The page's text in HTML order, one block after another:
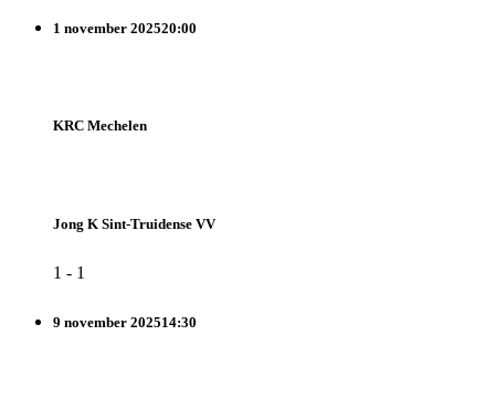
1 november 202520:00
KRC Mechelen
Jong K Sint-Truidense VV
1 - 1
9 november 202514:30